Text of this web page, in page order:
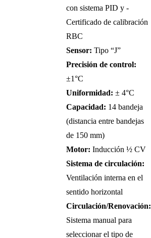
con sistema PID y -
Certificado de calibración
RBC
Sensor: Tipo “J”
Precisión de control:
±1°C
Uniformidad: ± 4°C
Capacidad: 14 bandeja
(distancia entre bandejas
de 150 mm)
Motor: Inducción ½ CV
Sistema de circulación:
Ventilación interna en el
sentido horizontal
Circulación/Renovación:
Sistema manual para
seleccionar el tipo de